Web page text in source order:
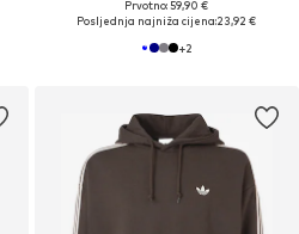
Prvotno: 59,90 €
Posljednja najniža cijena:23,92 €
+2